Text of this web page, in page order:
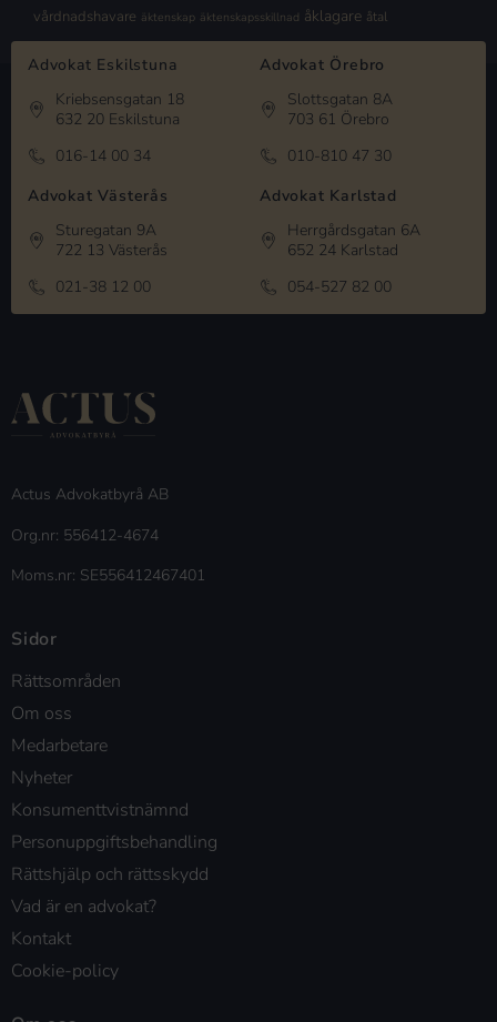
vårdnadshavare äktenskap äktenskapsskillnad åklagare åtal
Advokat Eskilstuna
Kriebsensgatan 18
632 20 Eskilstuna
016-14 00 34
Advokat Örebro
Slottsgatan 8A
703 61 Örebro
010-810 47 30
Advokat Västerås
Sturegatan 9A
722 13 Västerås
021-38 12 00
Advokat Karlstad
Herrgårdsgatan 6A
652 24 Karlstad
054-527 82 00
Actus Advokatbyrå AB
Org.nr: 556412-4674
Moms.nr: SE556412467401
Sidor
Rättsområden
Om oss
Medarbetare
Nyheter
Konsumenttvistnämnd
Personuppgiftsbehandling
Rättshjälp och rättsskydd
Vad är en advokat?
Kontakt
Cookie-policy